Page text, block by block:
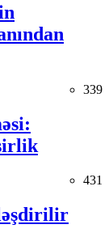
339
431